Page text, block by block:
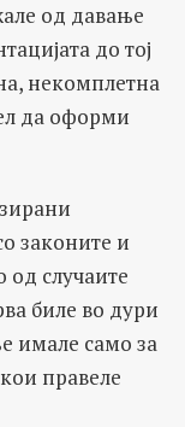
од давање
до тој
некомплетна
да оформи
законите и
од случаите
биле во дури
имале само за
правеле